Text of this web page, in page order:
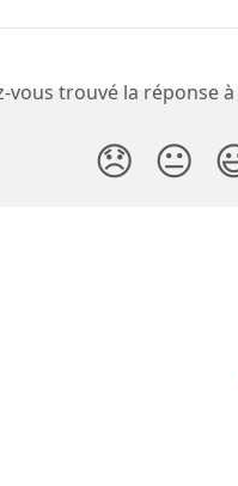
vous trouvé la réponse
😞 😐